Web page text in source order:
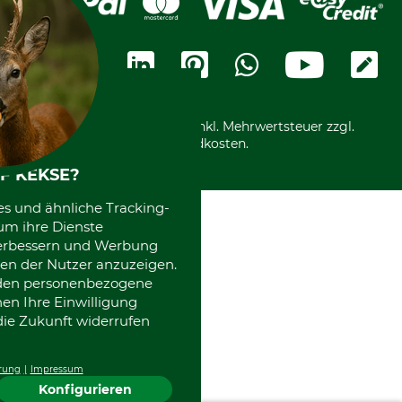
Bestellung widerrufen
Widerrufsbelehrung
Widerrufsformular
Kostenloser Rückversand
Nachhaltigkeit
Entsorgung und Umwelt
Datenschutz Print
Ratenkauf
Rechnung
Vorkasse
Karriere
Termine
Ladengeschäft
Motorgeräteshop
Über uns
Community
International
Kooperationen
Alle Preise in Euro und inkl. Mehrwertsteuer zzgl.
Versandkosten.
KEKSE?
und ähnliche Tracking-
ihre Dienste
und Werbung
der Nutzer anzuzeigen.
personenbezogene
Ihre Einwilligung
Zukunft widerrufen
Impressum
Konfigurieren